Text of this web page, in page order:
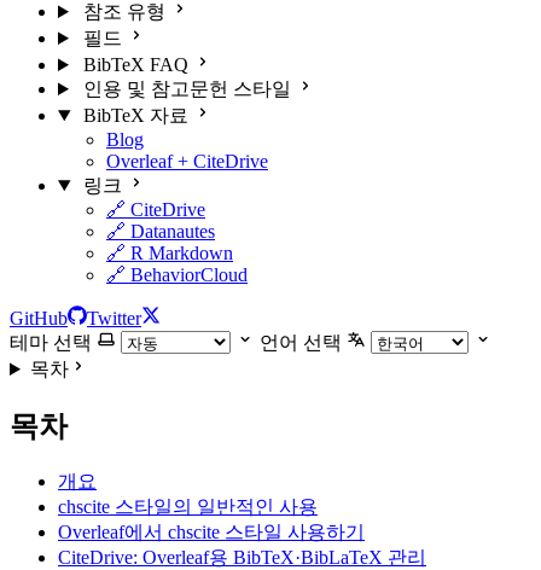
참조 유형
필드
BibTeX FAQ
인용 및 참고문헌 스타일
BibTeX 자료
Blog
Overleaf + CiteDrive
링크
🔗 CiteDrive
🔗 Datanautes
🔗 R Markdown
🔗 BehaviorCloud
GitHub
Twitter
테마 선택
언어 선택
목차
목차
개요
chscite 스타일의 일반적인 사용
Overleaf에서 chscite 스타일 사용하기
CiteDrive: Overleaf용 BibTeX·BibLaTeX 관리